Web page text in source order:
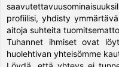
profiilisi, yhdisty
aitoja suhteita
Tuhannet ihmiset ovat
huolehtivan yhteisömme